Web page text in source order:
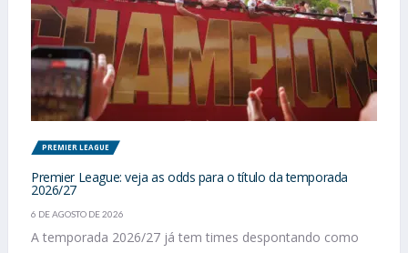
PREMIER LEAGUE
Premier League: veja as odds para o título da temporada
2026/27
6 DE AGOSTO DE 2026
A temporada 2026/27 já tem times despontando como